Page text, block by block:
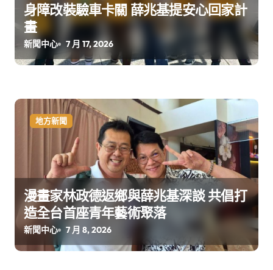
身障改裝驗車卡關 薛兆基提安心回家計
畫
新聞中心 7 月 17, 2026
地方新聞
漫畫家林政德返鄉與薛兆基深談 共倡打
造全台首座青年藝術聚落
新聞中心 7 月 8, 2026